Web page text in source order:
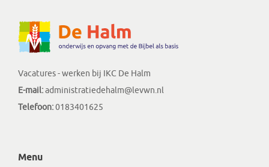
Vacatures - werken bij IKC De Halm
E-mail:administratiedehalm@levwn.nl
Telefoon:0183401625
Menu